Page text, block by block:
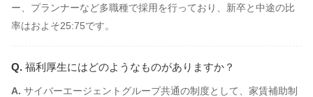
ー、プランナーなど多職種で採用を行っており、新卒と中途の比
率はおよそ25:75です。
福利厚生にはどのようなものがありますか？
サイバーエージェントグループ共通の制度として、家賃補助制